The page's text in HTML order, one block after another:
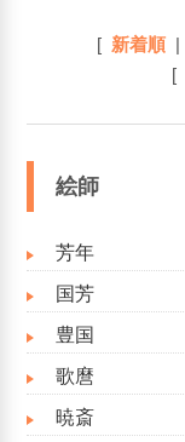
[ 新着順|
[
絵師
芳年
国芳
豊国
歌麿
暁斎